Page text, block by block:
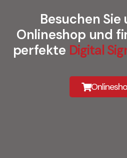
Besuchen Sie
Onlineshop und
perfekte Digital